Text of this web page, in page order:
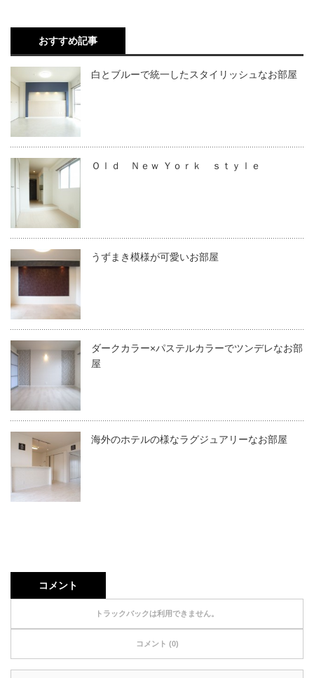
おすすめ記事
白とブルーで統一したスタイリッシュなお部屋
Ｏｌｄ Ｎｅｗ Ｙｏｒｋ ｓｔｙｌｅ
うずまき模様が可愛いお部屋
ダークカラー×パステルカラーでツンデレなお部
屋
海外のホテルの様なラグジュアリーなお部屋
コメント
トラックバックは利用できません。
コメント (0)